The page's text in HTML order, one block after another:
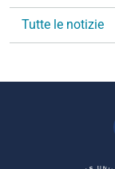
i
n
Tutte le notizie